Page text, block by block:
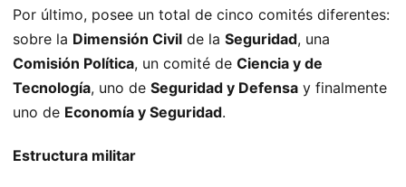
Por último, posee un total de cinco comités diferentes:
sobre la Dimensión Civil de la Seguridad, una
Comisión Política, un comité de Ciencia y de
Tecnología, uno de Seguridad y Defensa y finalmente
uno de Economía y Seguridad.
Estructura militar